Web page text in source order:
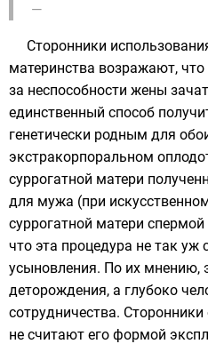
—
Сторонники
материнства возражают,
за неспособности жены
единственный способ
генетически родным для
экстракорпоральном
суррогатной матери
для мужа (при
суррогатной матери
что эта процедура не так уж
усыновления. По их мнению,
деторождения, а глубоко
сотрудничества.
не считают его формой